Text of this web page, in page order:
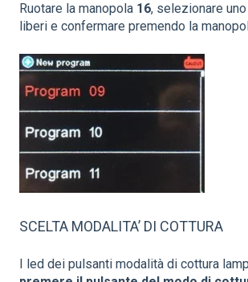
Ruotare la manopola 16, selezionare
liberi e confermare premendo la
SCELTA MODALITA’ DI COTTURA
I led dei pulsanti modalità di cottura